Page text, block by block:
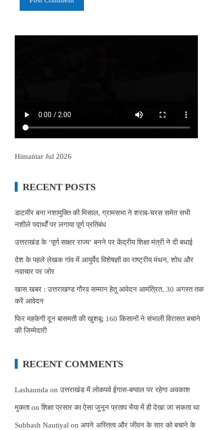
Himantar Jul 2026
RECENT POSTS
डाटमीर बना नशामुक्ति की मिसाल, ग्रामसभा ने शराब-चरस समेत सभी
नशीले पदार्थों पर लगाया पूर्ण प्रतिबंध
उत्तराखंड के ‘पूर्ण साक्षर राज्य’ बनने पर केंद्रीय शिक्षा मंत्री ने दी बधाई
देश के पहले लेखक गांव में आयुर्वेद विशेषज्ञों का राष्ट्रीय मंथन, शोध और
नवाचार पर जोर
खास खबर : उत्तराखण्ड गौरव सम्मान हेतु आवेदन आमंत्रित, 30 अगस्त तक
करें आवेदन
फिर महकेगी दून बासमती की खुशबू: 160 किसानों ने संभाली विरासत बचाने
की जिम्मेदारी
RECENT COMMENTS
Lashaunda onउत्तराखंड में लोकपर्व ईगास-बग्वाल पर रहेगा अवकाश
मुकताonशिक्षा प्रसार का ऐसा जुनून प्रताप भैया में ही देखा जा सकता था
Subhash Nautiyal on अपने अस्तित्व और जीवन के सार को बचाने के